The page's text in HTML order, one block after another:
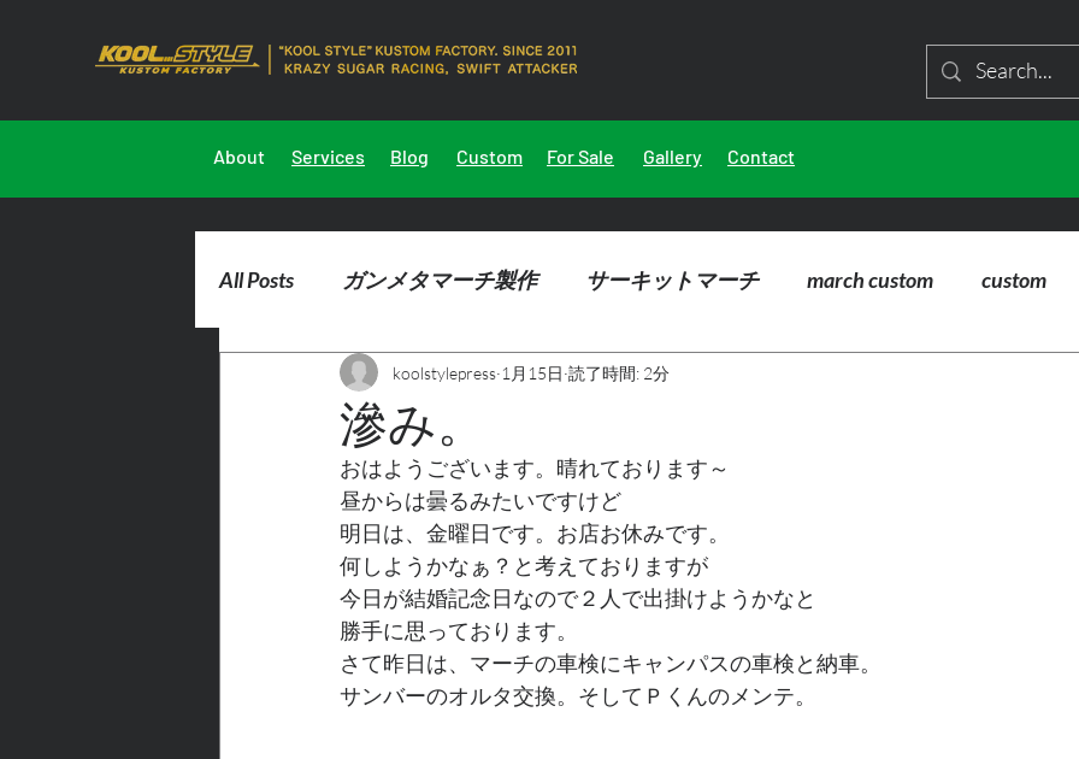
About Services Blog Custom For Sale Gallery Contact
All Posts ガンメタマーチ製作 サーキットマーチ march custom custom
2023marchdemocar製作
滲み。
koolstylepress 1月15日 読了時間: 2分
おはようございます。晴れております～
昼からは曇るみたいですけど
明日は、金曜日です。お店お休みです。
何しようかなぁ？と考えておりますが
今日が結婚記念日なので２人で出掛けようかなと
勝手に思っております。
さて昨日は、マーチの車検にキャンパスの車検と納車。
サンバーのオルタ交換。そしてＰくんのメンテ。